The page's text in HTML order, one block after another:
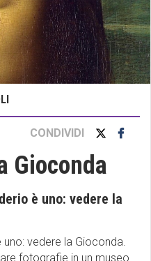
CONDIVIDI
Gioconda
è uno: vedere la
vedere la Gioconda.
fotografie in un museo